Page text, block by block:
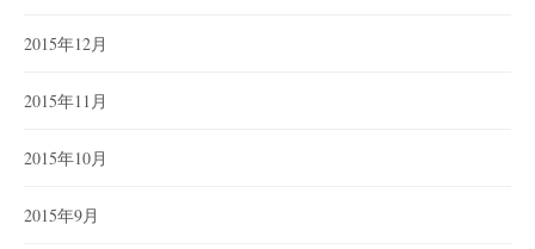
2015年12月
2015年11月
2015年10月
2015年9月